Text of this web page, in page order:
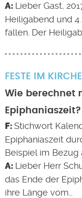
Lieber Gast,
Heiligabend und
fallen. Der
FESTE IM
Wie berechnet
Epiphaniaszeit?
Stichwort
Epiphaniaszeit
Beispiel im Bezug
Lieber Herr
das Ende der
ihre Länge vom…